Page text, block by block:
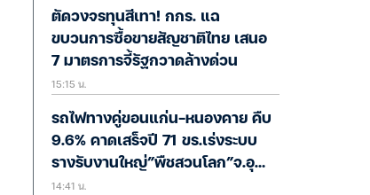
ตัดวงจรทุนสีเทา! กกร. แฉ
ขบวนการซื้อขายสัญชาติไทย เสนอ
7 มาตรการจี้รัฐกวาดล้างด่วน
15:15 น.
รถไฟทางคู่ขอนแก่น-หนองคาย คืบ
9.6% คาดเสร็จปี 71 ขร.เร่งระบบ
รางรับงานใหญ่”พืชสวนโลก”จ.อุ
ดรฯ
14:41 น.